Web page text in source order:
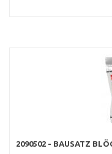
2090502 - BAUSATZ